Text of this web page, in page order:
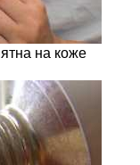
на коже